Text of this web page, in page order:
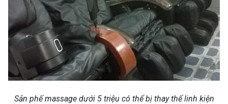
Sản phế massage dưới 5 triệu có thể bị thay thế linh kiện